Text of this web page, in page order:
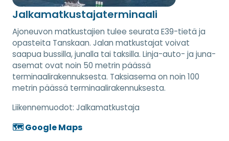
Jalkamatkustajaterminaali
Ajoneuvon matkustajien tulee seurata E39-tietä ja
opasteita Tanskaan. Jalan matkustajat voivat
saapua bussilla, junalla tai taksilla. Linja-auto- ja juna-
asemat ovat noin 50 metrin päässä
terminaalirakennuksesta. Taksiasema on noin 100
metrin päässä terminaalirakennuksesta.
Liikennemuodot: Jalkamatkustaja
🗺️ Google Maps